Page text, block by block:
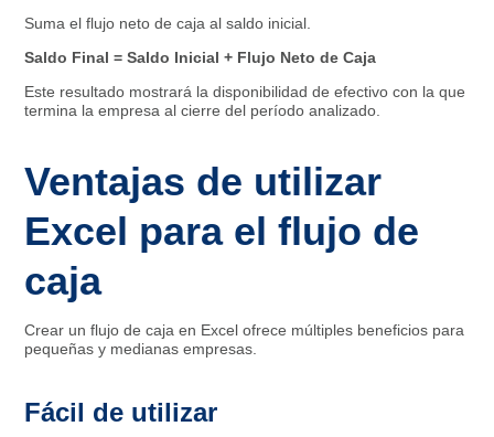
Suma el flujo neto de caja al saldo inicial.
Saldo Final = Saldo Inicial + Flujo Neto de Caja
Este resultado mostrará la disponibilidad de efectivo con la que
termina la empresa al cierre del período analizado.
Ventajas de utilizar
Excel para el flujo de
caja
Crear un flujo de caja en Excel ofrece múltiples beneficios para
pequeñas y medianas empresas.
Fácil de utilizar